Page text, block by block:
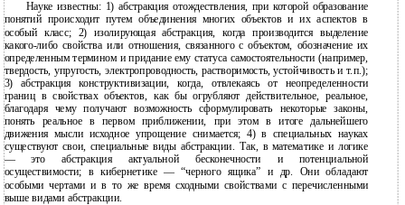
Науке известны: 1) абстракция отождествления, при которой образование
понятий происходит путем объединения многих объектов и их аспектов в
особый класс; 2) изолирующая абстракция, когда производится выделение
какого-либо свойства или отношения, связанного с объектом, обозначение их
определенным термином и придание ему статуса самостоятельности (например,
твердость, упругость, электропроводность, растворимость, устойчивость и т.п.);
3) абстракция конструктивизации, когда, отвлекаясь от неопределенности
границ в свойствах объектов, как бы огрубляют действительное, реальное,
благодаря чему получают возможность сформулировать некоторые законы,
понять реальное в первом приближении, при этом в итоге дальнейшего
движения мысли исходное упрощение снимается; 4) в специальных науках
существуют свои, специальные виды абстракции. Так, в математике и логике
— это абстракция актуальной бесконечности и потенциальной
осуществимости; в кибернетике — “черного ящика” и др. Они обладают
особыми чертами и в то же время сходными свойствами с перечисленными
выше видами абстракции.